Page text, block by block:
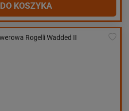
DO KOSZYKA